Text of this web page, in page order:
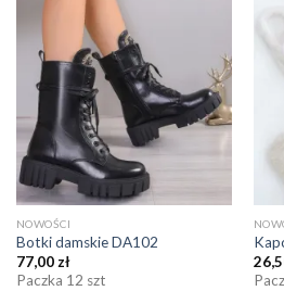
NOWOŚCI
Botki damskie DA102
77,00zł
Paczka 12 szt